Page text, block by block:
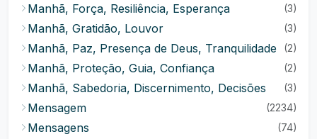
Manhã, Força, Resiliência, Esperança (3)
Manhã, Gratidão, Louvor (3)
Manhã, Paz, Presença de Deus, Tranquilidade (2)
Manhã, Proteção, Guia, Confiança (2)
Manhã, Sabedoria, Discernimento, Decisões (3)
Mensagem (2234)
Mensagens (74)